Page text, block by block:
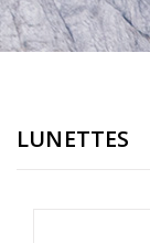
LUNETTES